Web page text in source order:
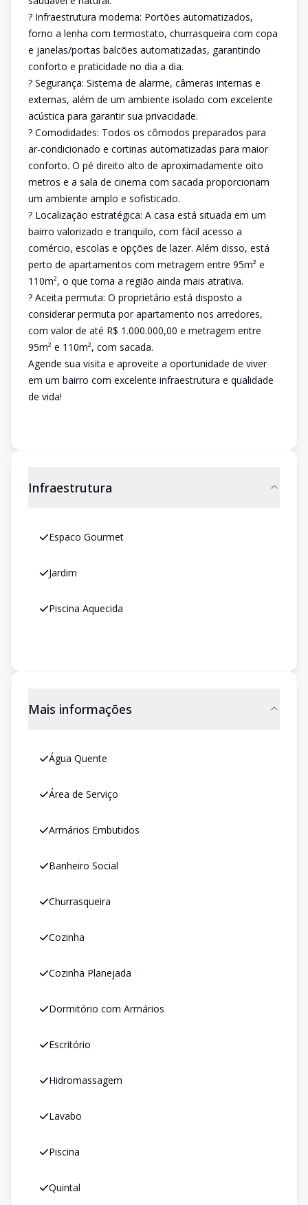
? Infraestrutura moderna: Portões automatizados,
forno a lenha com termostato, churrasqueira com copa
e janelas/portas balcões automatizadas, garantindo
conforto e praticidade no dia a dia.
? Segurança: Sistema de alarme, câmeras internas e
externas, além de um ambiente isolado com excelente
acústica para garantir sua privacidade.
? Comodidades: Todos os cômodos preparados para
ar-condicionado e cortinas automatizadas para maior
conforto. O pé direito alto de aproximadamente oito
metros e a sala de cinema com sacada proporcionam
um ambiente amplo e sofisticado.
? Localização estratégica: A casa está situada em um
bairro valorizado e tranquilo, com fácil acesso a
comércio, escolas e opções de lazer. Além disso, está
perto de apartamentos com metragem entre 95m² e
110m², o que torna a região ainda mais atrativa.
? Aceita permuta: O proprietário está disposto a
considerar permuta por apartamento nos arredores,
com valor de até R$ 1.000.000,00 e metragem entre
95m² e 110m², com sacada.
Agende sua visita e aproveite a oportunidade de viver
em um bairro com excelente infraestrutura e qualidade
de vida!
Infraestrutura
Espaco Gourmet
Jardim
Piscina Aquecida
Mais informações
Água Quente
Área de Serviço
Armários Embutidos
Banheiro Social
Churrasqueira
Cozinha
Cozinha Planejada
Dormitório com Armários
Escritório
Hidromassagem
Lavabo
Piscina
Quintal